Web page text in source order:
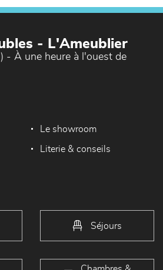
- L'Ameublier
- À une heure à l'ouest de
Le showroom
Literie & conseils
Séjours